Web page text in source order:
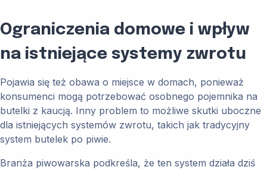
Ograniczenia domowe i wpływ
na istniejące systemy zwrotu
Pojawia się też obawa o miejsce w domach, ponieważ
konsumenci mogą potrzebować osobnego pojemnika na
butelki z kaucją. Inny problem to możliwe skutki uboczne
dla istniejących systemów zwrotu, takich jak tradycyjny
system butelek po piwie.
Branża piwowarska podkreśla, że ten system działa dziś